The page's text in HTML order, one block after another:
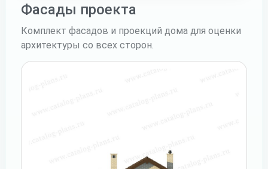
Фасады проекта
Комплект фасадов и проекций дома для оценки
архитектуры со всех сторон.